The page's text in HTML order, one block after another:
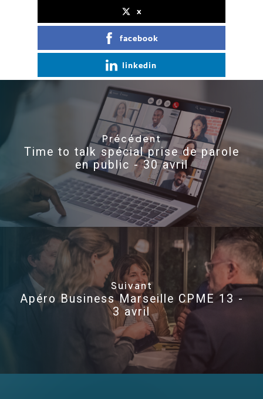
x
facebook
linkedin
Précédent
Time to talk spécial prise de parole
en public - 30 avril
Suivant
Apéro Business Marseille CPME 13 -
3 avril